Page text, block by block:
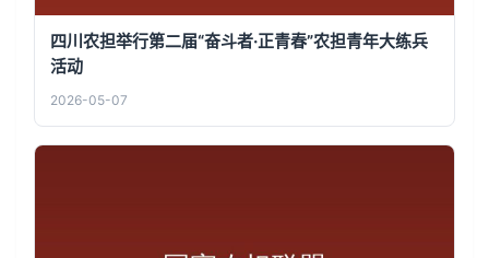
四川农担举行第二届“奋斗者·正青春”农担青年大练兵
活动
2026-05-07